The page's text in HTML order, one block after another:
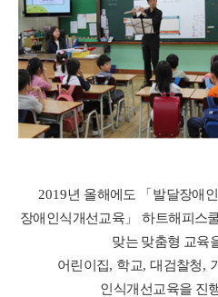
2019년 올해에도 「 발달장애
장애인식개선교육 」하트해피스
맞는 맞춤형 교육
어린이집, 학교,대검찰청,
인식개선교육을 진